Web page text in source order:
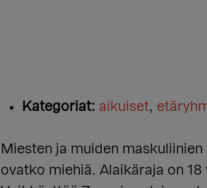
Kategoriat: aikuiset,
Miesten ja muiden
ovatko miehiä. Alaikäraja on